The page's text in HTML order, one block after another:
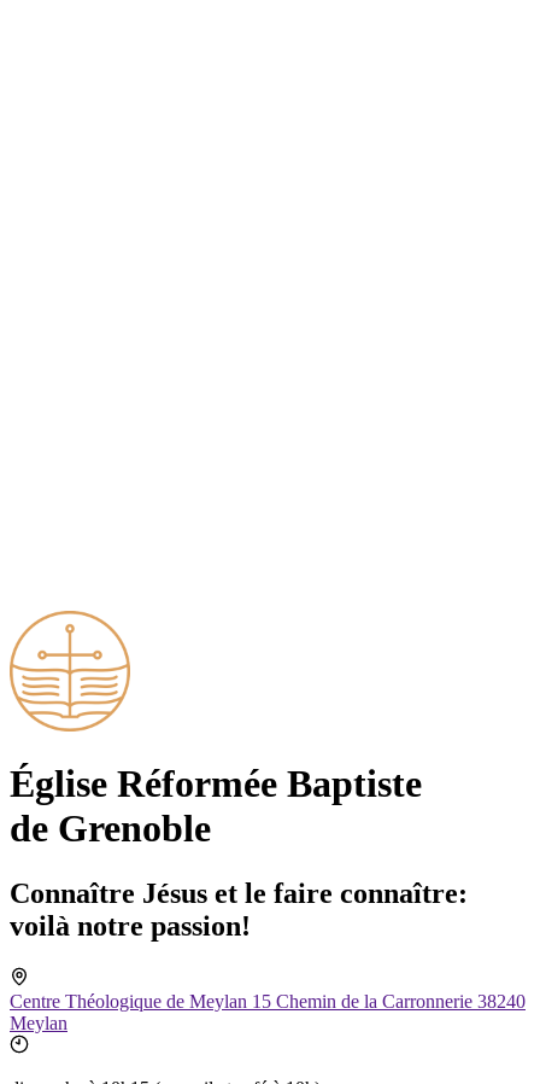
Église Ré­for­mée Bap­tiste
de Grenoble
Connaître Jésus et le faire connaître:
voilà notre passion!
Centre Théologique de Meylan 15 Chemin de la Carronnerie 38240
Meylan